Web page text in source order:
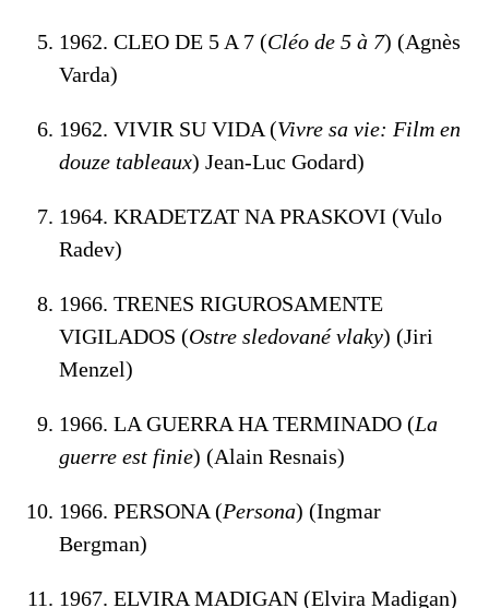
1962. CLEO DE 5 A 7 (Cléo de 5 à 7) (Agnès
Varda)
1962. VIVIR SU VIDA (Vivre sa vie: Film en
douze tableaux) Jean-Luc Godard)
1964. KRADETZAT NA PRASKOVI (Vulo
Radev)
1966. TRENES RIGUROSAMENTE
VIGILADOS (Ostre sledované vlaky) (Jiri
Menzel)
1966. LA GUERRA HA TERMINADO (La
guerre est finie) (Alain Resnais)
1966. PERSONA (Persona) (Ingmar
Bergman)
1967. ELVIRA MADIGAN (Elvira Madigan)